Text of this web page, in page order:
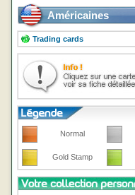
Américaines
Trading cards
Normal
Gold Stamp